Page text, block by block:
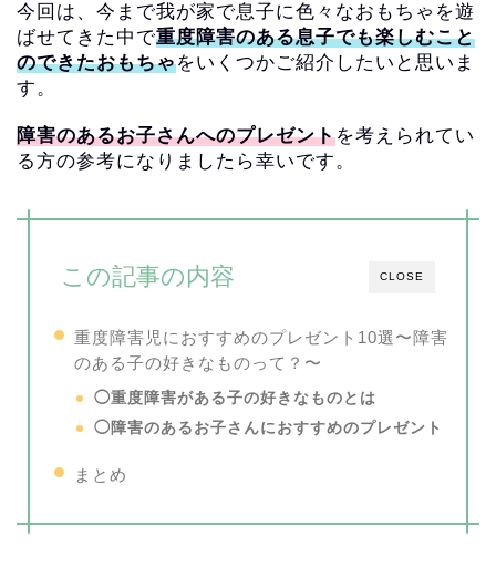
今回は、今まで我が家で息子に色々なおもちゃを遊
ばせてきた中で重度障害のある息子でも楽しむこと
のできたおもちゃをいくつかご紹介したいと思いま
す。
障害のあるお子さんへのプレゼントを考えられてい
る方の参考になりましたら幸いです。
CLOSE
この記事の内容
重度障害児におすすめのプレゼント10選〜障害
のある子の好きなものって？〜
◯重度障害がある子の好きなものとは
◯障害のあるお子さんにおすすめのプレゼント
まとめ